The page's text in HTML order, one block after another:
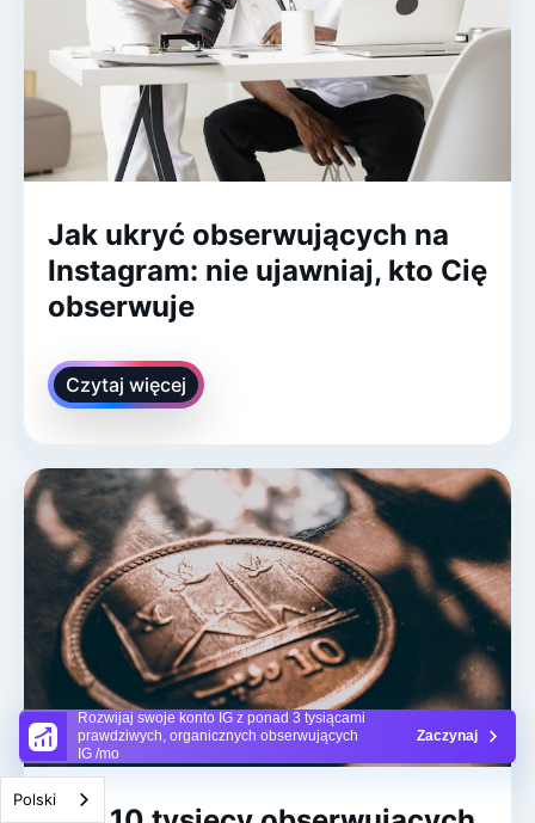
Rozwijaj swoje konto IG z ponad 3 tysiącami
prawdziwych, organicznych obserwujących
IG /mo
Zaczynaj
Jak ukryć obserwujących na
Instagram: nie ujawniaj, kto Cię
obserwuje
Czytaj więcej
Polski